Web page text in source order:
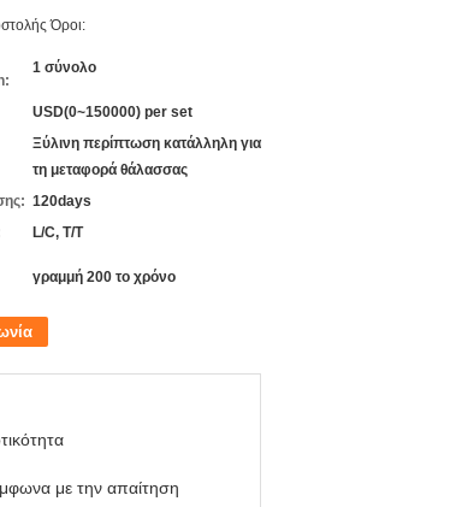
Όροι:
1 σύνολο
USD(0~150000) per set
Ξύλινη περίπτωση κατάλληλη για
τη μεταφορά θάλασσας
120days
L/C, T/T
γραμμή 200 το χρόνο
με την απαίτηση